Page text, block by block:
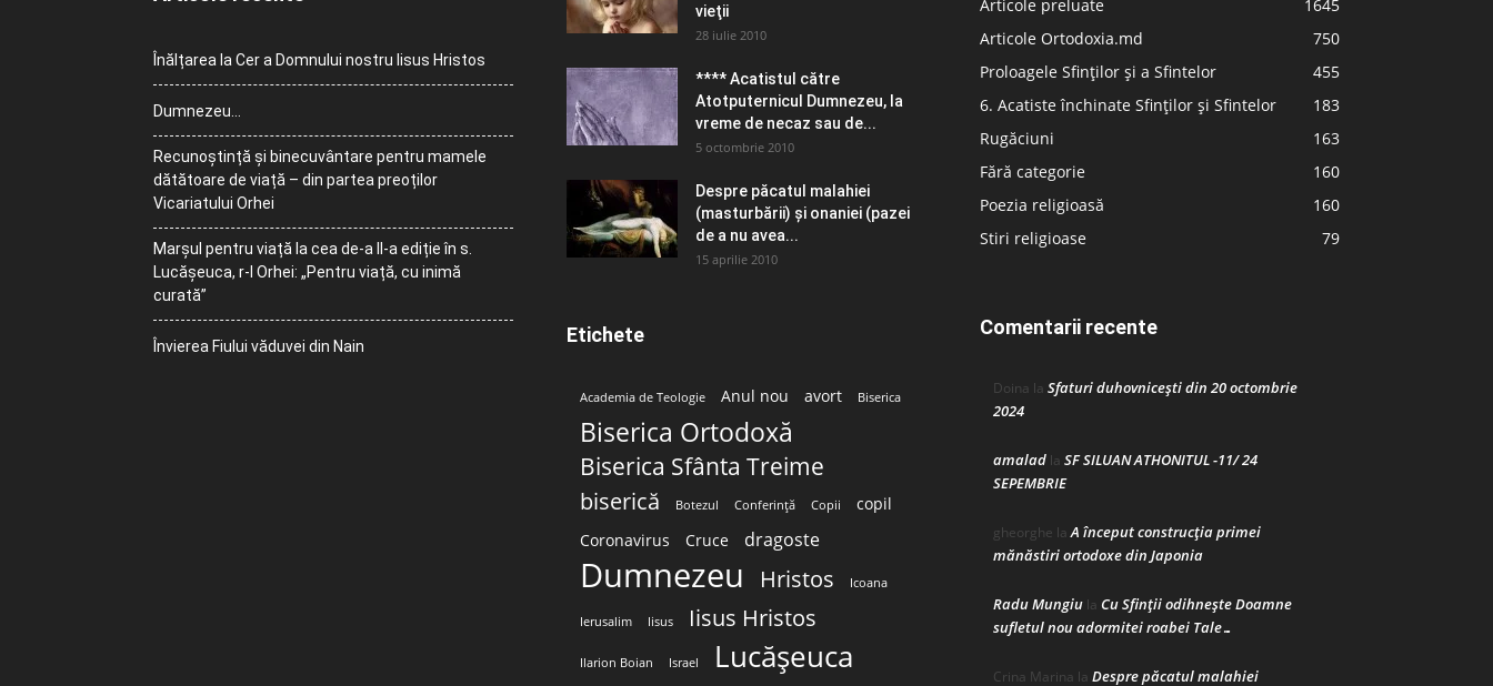
Înălțarea la Cer a Domnului nostru Iisus Hristos
Dumnezeu…
Recunoștință și binecuvântare pentru mamele
dătătoare de viață – din partea preoților
Vicariatului Orhei
Marșul pentru viață la cea de-a II-a ediție în s.
Lucășeuca, r-l Orhei: „Pentru viață, cu inimă
curată”
Învierea Fiului văduvei din Nain
vieţii
28 iulie 2010
**** Acatistul către
Atotputernicul Dumnezeu, la
vreme de necaz sau de...
5 octombrie 2010
Despre păcatul malahiei
(masturbării) şi onaniei (pazei
de a nu avea...
15 aprilie 2010
Etichete
Academia de Teologie Anul nou avort Biserica
Biserica Ortodoxă
Biserica Sfânta Treime
biserică Botezul Conferință Copii
copil
Coronavirus
Cruce dragoste
Dumnezeu Hristos Icoana
Ierusalim Iisus Iisus Hristos
Ilarion Boian Israel Lucășeuca
Articole preluate
1645
Articole Ortodoxia.md
750
Proloagele Sfinților și a Sfintelor
455
6. Acatiste închinate Sfinților și Sfintelor
183
Rugăciuni
163
Fără categorie
160
Poezia religioasă
160
Stiri religioase
79
Comentarii recente
Doina la Sfaturi duhovnicești din 20 octombrie
2024
amalad la SF SILUAN ATHONITUL -11/ 24
SEPEMBRIE
gheorghe laA început construcţia primei
mănăstiri ortodoxe din Japonia
Radu Mungiu la Cu Sfinții odihnește Doamne
sufletul nou adormitei roabei Tale…
Crina Marina la Despre păcatul malahiei